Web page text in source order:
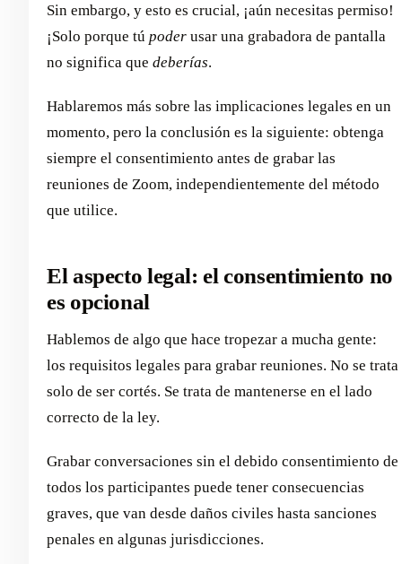
Sin embargo, y esto es crucial, ¡aún necesitas permiso!
¡Solo porque tú poder usar una grabadora de pantalla
no significa que deberías.
Hablaremos más sobre las implicaciones legales en un
momento, pero la conclusión es la siguiente: obtenga
siempre el consentimiento antes de grabar las
reuniones de Zoom, independientemente del método
que utilice.
El aspecto legal: el consentimiento no
es opcional
Hablemos de algo que hace tropezar a mucha gente:
los requisitos legales para grabar reuniones. No se trata
solo de ser cortés. Se trata de mantenerse en el lado
correcto de la ley.
Grabar conversaciones sin el debido consentimiento de
todos los participantes puede tener consecuencias
graves, que van desde daños civiles hasta sanciones
penales en algunas jurisdicciones.